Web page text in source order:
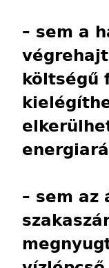
– sem a
költségű
– sem